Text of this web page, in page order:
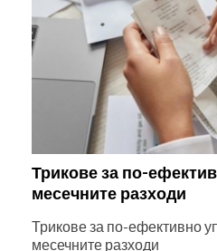
Трикове за по-
месечните разходи
Трикове за по-ефективно
месечните разходи